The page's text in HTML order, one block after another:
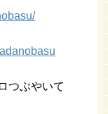
つぶやいて